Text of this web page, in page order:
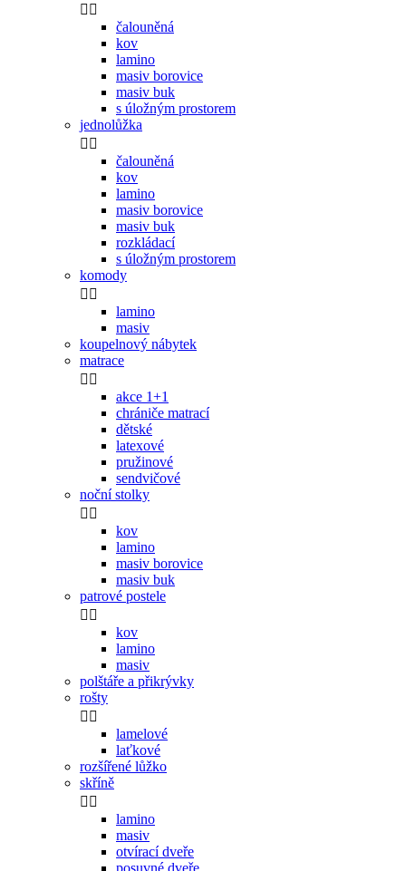
 
čalouněná
kov
lamino
masiv borovice
masiv buk
s úložným prostorem
jednolůžka
 
čalouněná
kov
lamino
masiv borovice
masiv buk
rozkládací
s úložným prostorem
komody
 
lamino
masiv
koupelnový nábytek
matrace
 
akce 1+1
chrániče matrací
dětské
latexové
pružinové
sendvičové
noční stolky
 
kov
lamino
masiv borovice
masiv buk
patrové postele
 
kov
lamino
masiv
polštáře a přikrývky
rošty
 
lamelové
laťkové
rozšířené lůžko
skříně
 
lamino
masiv
otvírací dveře
posuvné dveře